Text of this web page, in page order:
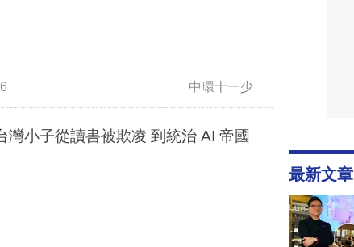
中環十一少
灣小子從讀書被欺凌 到統治 AI 帝國
最新文章